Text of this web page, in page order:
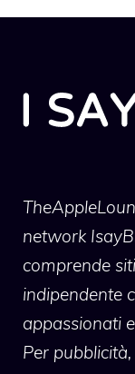
network
comprende
indipendente
appassionati
Per